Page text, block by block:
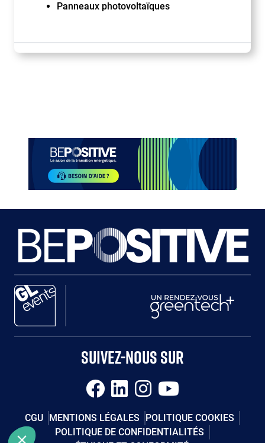
Panneaux photovoltaïques
Paragraphes
Paragraphes
SUIVEZ-NOUS SUR
CGU MENTIONS LÉGALES
POLITIQUE COOKIES
POLITIQUE DE CONFIDENTIALITÉS